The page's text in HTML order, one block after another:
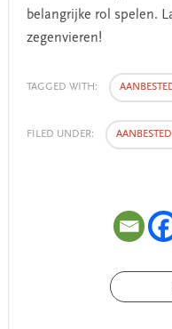
belangrijke rol spelen.
zegenvieren!
TAGGED WITH:
FILED UNDER: